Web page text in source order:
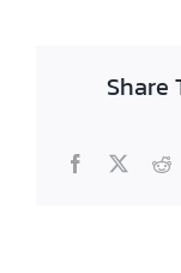
Share
Facebook
X